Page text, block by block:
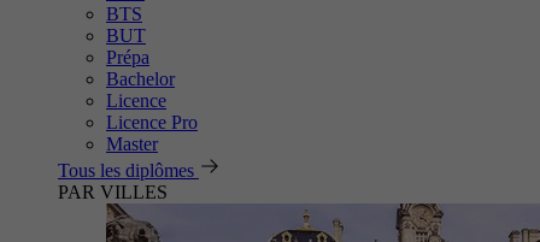
BTS
BUT
Prépa
Bachelor
Licence
Licence Pro
Master
Tous les diplômes
PAR VILLES